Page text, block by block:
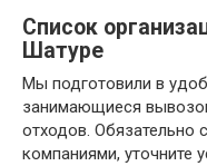
Список
Шатуре
Мы подготовили в
занимающиеся
отходов. Обязательно
компаниями, уточните